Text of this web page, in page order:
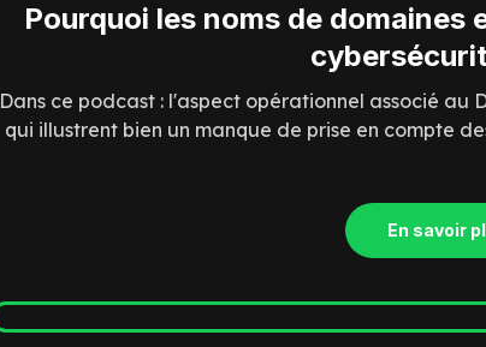
Pourquoi les noms de
Dans ce podcast : l'aspect opérationnel associé au
qui illustrent bien un manque de prise en compte
En savoir